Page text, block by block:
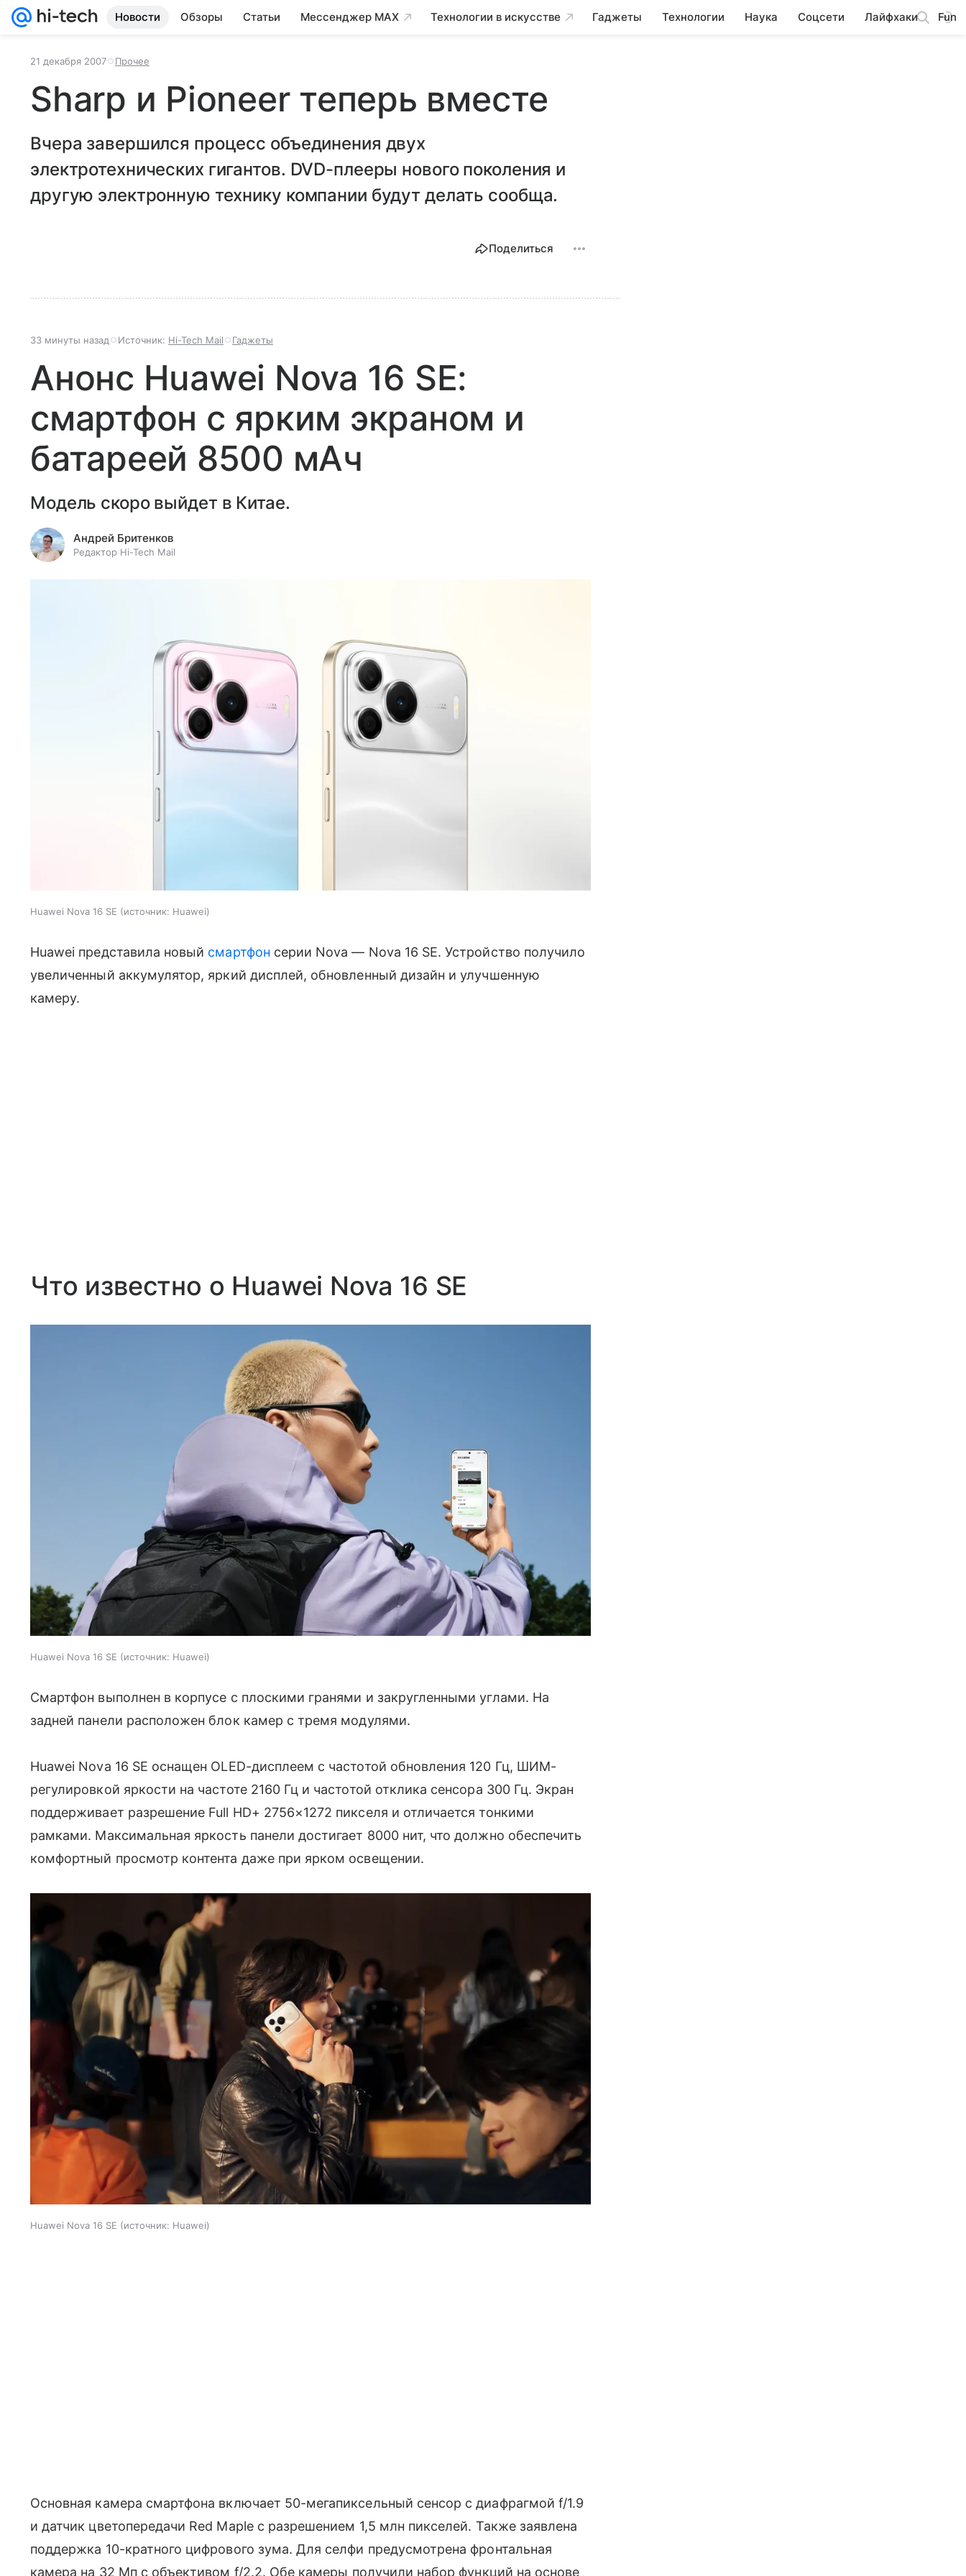
Новости Обзоры Статьи Мессенджер MAX Технологии в искусстве Гаджеты Технологии Наука Соцсети Лайфхаки Fun
21 декабря 2007 Прочее
Sharp и Pioneer теперь вместе
Вчера завершился процесс объединения двух
электротехнических гигантов. DVD-плееры нового поколения и
другую электронную технику компании будут делать сообща.
Поделиться
33 минуты назад Источник: Hi-Tech Mail Гаджеты
Анонс Huawei Nova 16 SE:
смартфон с ярким экраном и
батареей 8500 мАч
Модель скоро выйдет в Китае.
Андрей Бритенков
Редактор Hi-Tech Mail
Huawei Nova 16 SE источник: Huawei
Huawei представила новый смартфон серии Nova — Nova 16 SE. Устройство получило
увеличенный аккумулятор, яркий дисплей, обновленный дизайн и улучшенную
камеру.
Что известно о Huawei Nova 16 SE
Huawei Nova 16 SE источник: Huawei
Смартфон выполнен в корпусе с плоскими гранями и закругленными углами. На
задней панели расположен блок камер с тремя модулями.
Huawei Nova 16 SE оснащен OLED-дисплеем с частотой обновления 120 Гц, ШИМ-
регулировкой яркости на частоте 2160 Гц и частотой отклика сенсора 300 Гц. Экран
поддерживает разрешение Full HD+ 2756×1272 пикселя и отличается тонкими
рамками. Максимальная яркость панели достигает 8000 нит, что должно обеспечить
комфортный просмотр контента даже при ярком освещении.
Huawei Nova 16 SE источник: Huawei
Основная камера смартфона включает 50-мегапиксельный сенсор с диафрагмой f/1.9
и датчик цветопередачи Red Maple с разрешением 1,5 млн пикселей. Также заявлена
поддержка 10-кратного цифрового зума. Для селфи предусмотрена фронтальная
камера на 32 Мп с объективом f/2.2. Обе камеры получили набор функций на основе